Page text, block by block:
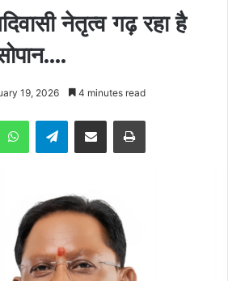
नेतृत्व गढ़ रहा है
19, 2026 4 minutes read
WhatsAppTelegramShare via Email Print